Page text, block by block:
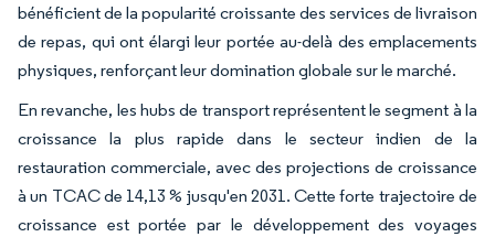
bénéficient de la popularité croissante des services de livraison
de repas, qui ont élargi leur portée au-delà des emplacements
physiques, renforçant leur domination globale sur le marché.
En revanche, les hubs de transport représentent le segment à la
croissance la plus rapide dans le secteur indien de la
restauration commerciale, avec des projections de croissance
à un TCAC de 14,13 % jusqu'en 2031. Cette forte trajectoire de
croissance est portée par le développement des voyages